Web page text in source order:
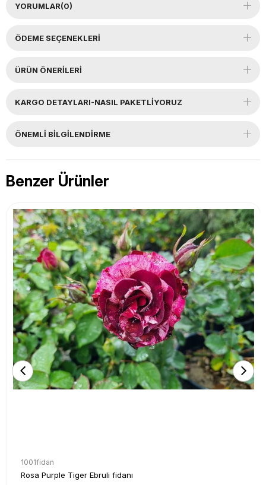
YORUMLAR(0)
ÖDEME SEÇENEKLERI
ÜRÜN ÖNERILERI
KARGO DETAYLARI-NASIL PAKETLİYORUZ
ÖNEMLI BILGILENDIRME
Benzer Ürünler
1001fidan
Rosa Purple Tiger Ebruli fidanı